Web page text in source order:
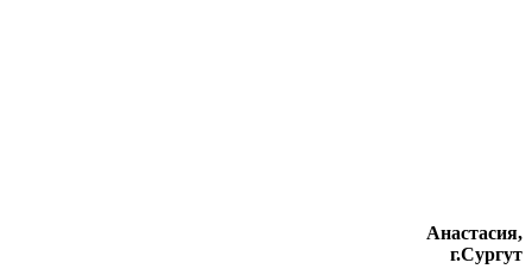
Анастасия,
г.Сургут